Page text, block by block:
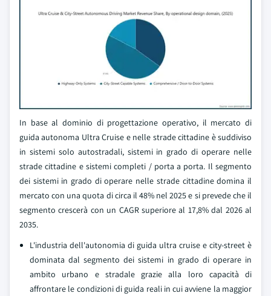
In base al dominio di progettazione operativo, il mercato di
guida autonoma Ultra Cruise e nelle strade cittadine è suddiviso
in sistemi solo autostradali, sistemi in grado di operare nelle
strade cittadine e sistemi completi / porta a porta. Il segmento
dei sistemi in grado di operare nelle strade cittadine domina il
mercato con una quota di circa il 48% nel 2025 e si prevede che il
segmento crescerà con un CAGR superiore al 17,8% dal 2026 al
2035.
L'industria dell'autonomia di guida ultra cruise e city-street è
dominata dal segmento dei sistemi in grado di operare in
ambito urbano e stradale grazie alla loro capacità di
affrontare le condizioni di guida reali in cui avviene la maggior